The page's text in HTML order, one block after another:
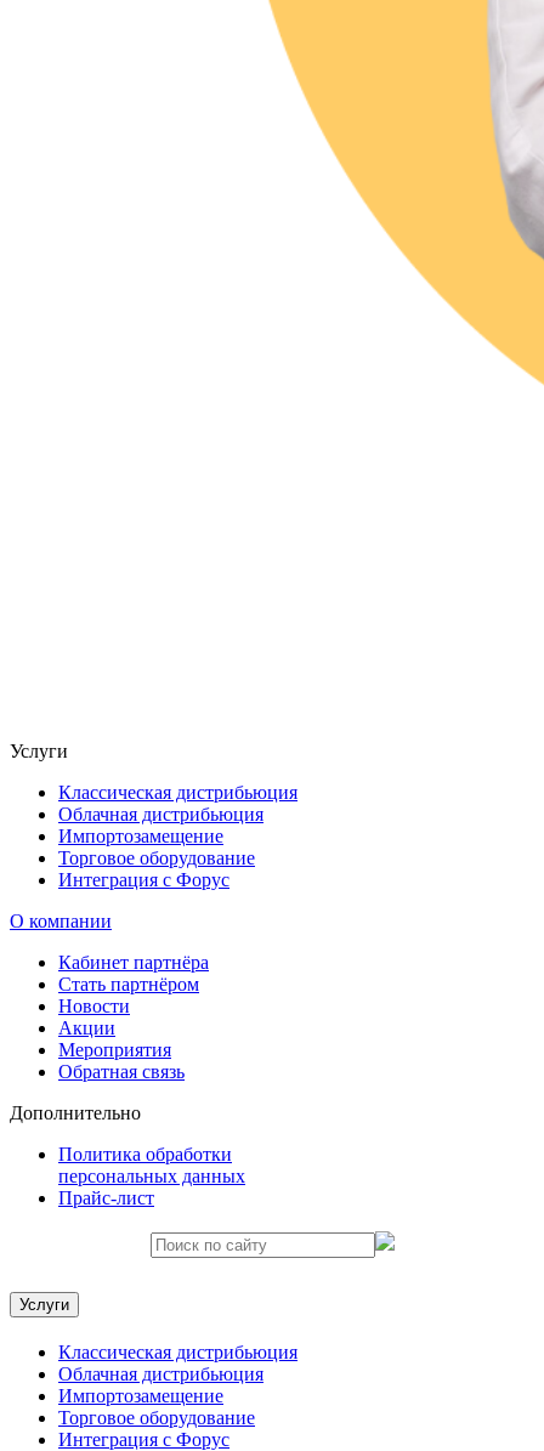
Услуги
Классическая дистрибьюция
Облачная дистрибьюция
Импортозамещение
Торговое оборудование
Интеграция с Форус
О компании
Кабинет партнёра
Стать партнёром
Новости
Акции
Мероприятия
Обратная связь
Дополнительно
Политика обработки
персональных данных
Прайс-лист
Услуги
Классическая дистрибьюция
Облачная дистрибьюция
Импортозамещение
Торговое оборудование
Интеграция с Форус